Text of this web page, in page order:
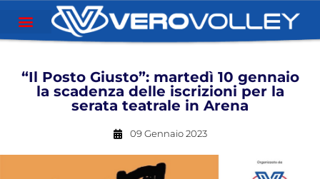
“Il Posto Giusto”: martedì 10 gennaio
la scadenza delle iscrizioni per la
serata teatrale in Arena
09 Gennaio 2023